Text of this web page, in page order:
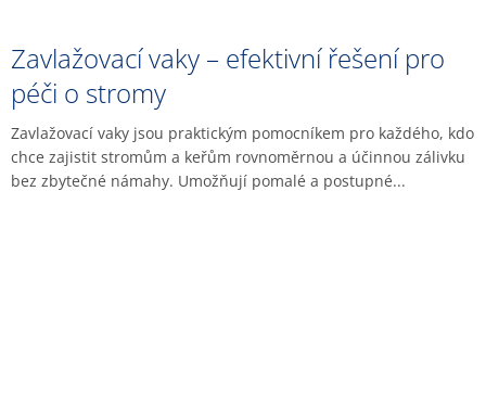
Zavlažovací vaky – efektivní řešení pro
péči o stromy
Zavlažovací vaky jsou praktickým pomocníkem pro každého, kdo
chce zajistit stromům a keřům rovnoměrnou a účinnou zálivku
bez zbytečné námahy. Umožňují pomalé a postupné...